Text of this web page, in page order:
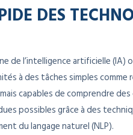
DES
de l’intelligence artificielle
à des tâches simples
capables de comprendre
possibles grâce à des
du langage naturel (NLP).